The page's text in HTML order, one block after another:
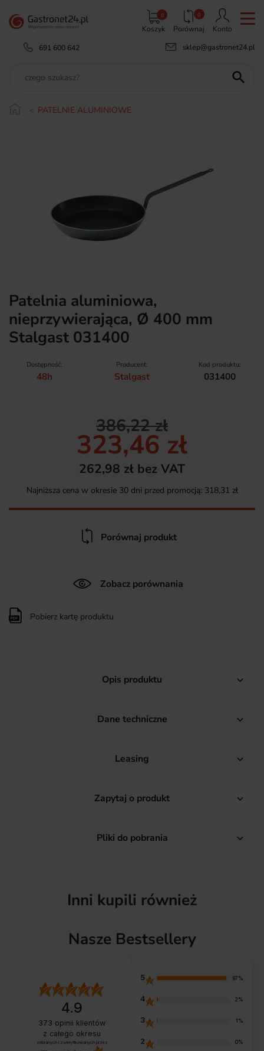
Koszyk
0 0
Porównaj
Konto
691 600 642
sklep@gastronet24.pl

PATELNIE ALUMINIOWE
Patelnia aluminiowa,
nieprzywierająca, Ø 400 mm
Stalgast 031400
Dostępność:
48h
Producent:
Stalgast
Kod produktu:
031400
386,22 zł
323,46 zł
262,98 zł bez VAT
Najniższa cena w okresie 30 dni przed promocją: 318,31 zł
Porównaj produkt
Zobacz porównania
Pobierz kartę produktu
Opis produktu 
Dane techniczne 
Leasing 
Zapytaj o produkt 
Pliki do pobrania 
Inni kupili również
Nasze Bestsellery
4.9
373 opinii klientów
z całego okresu
zebranych i zweryfikowanych przez
5 97%
4 2%
3 1%
2 0%